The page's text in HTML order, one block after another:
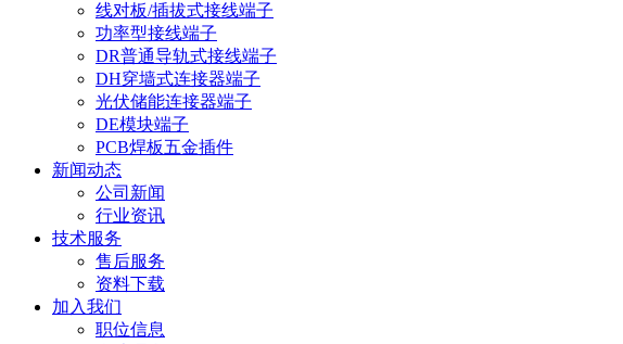
线对板/插拔式接线端子
功率型接线端子
DR普通导轨式接线端子
DH穿墙式连接器端子
光伏储能连接器端子
DE模块端子
PCB焊板五金插件
新闻动态
公司新闻
行业资讯
技术服务
售后服务
资料下载
加入我们
职位信息